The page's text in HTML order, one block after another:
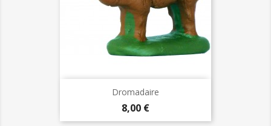
Dromadaire
Prix
8,00 €